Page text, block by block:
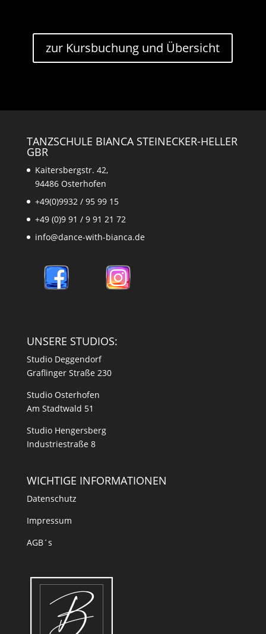
zur Kursbuchung und Übersicht
TANZSCHULE BIANCA STEINECKER-HELLER
GBR
Kaitersbergstr. 42,
94486 Osterhofen
+49(0)9932 / 95 99 15
+49 (0)9 91 / 9 91 21 72
info@dance-with-bianca.de
UNSERE STUDIOS:
Studio Deggendorf
Graflinger Straße 230
Studio Osterhofen
Am Stadtwald 51
Studio Hengersberg
Industriestraße 8
WICHTIGE INFORMATIONEN
Datenschutz
Impressum
AGB´s